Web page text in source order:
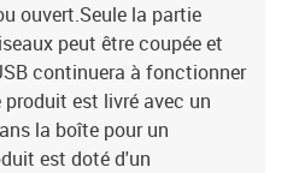
ouvert.Seule la partie
peut être coupée et
continuera à fonctionner
est livré avec un
la boîte pour un
est doté d'un